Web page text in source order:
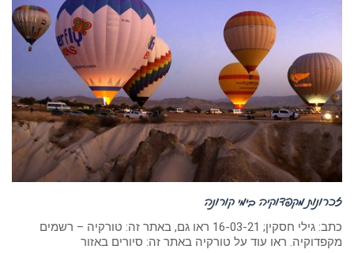
זכרונות מקפדוקיה בימי קורונה
כתב: גילי חסקין; 16-03-21 ראו גם, באתר זה: טורקיה – רשמים
מקפדוקיה. ראו עוד על טורקיה באתר זה: סיורים באזור